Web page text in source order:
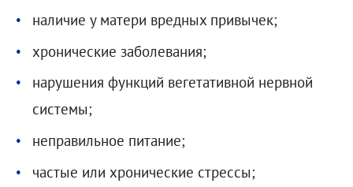
наличие у матери вредных привычек;
хронические заболевания;
нарушения функций вегетативной нервной
системы;
неправильное питание;
частые или хронические стрессы;